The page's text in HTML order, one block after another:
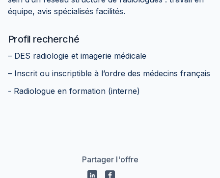
équipe, avis spécialisés facilités.
Profil recherché
– DES radiologie et imagerie médicale
– Inscrit ou inscriptible à l’ordre des médecins français
- Radiologue en formation (interne)
Partager l'offre